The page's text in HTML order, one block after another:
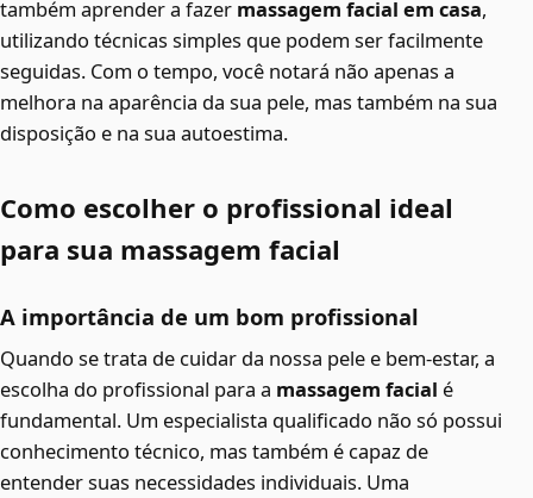
também aprender a fazer massagem facial em casa,
utilizando técnicas simples que podem ser facilmente
seguidas. Com o tempo, você notará não apenas a
melhora na aparência da sua pele, mas também na sua
disposição e na sua autoestima.
Como escolher o profissional ideal
para sua massagem facial
A importância de um bom profissional
Quando se trata de cuidar da nossa pele e bem-estar, a
escolha do profissional para a massagem facial é
fundamental. Um especialista qualificado não só possui
conhecimento técnico, mas também é capaz de
entender suas necessidades individuais. Uma